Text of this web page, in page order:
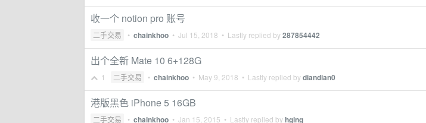
收一个 notion pro 账号
二手交易 • chainkhoo • Jul 15, 2018 • Lastly replied by287854442
出个全新 Mate 10 6+128G
1 二手交易 • chainkhoo • May 9, 2018 • Lastly replied bydiandian0
港版黑色 iPhone 5 16GB
二手交易 • chainkhoo • Jan 15, 2015 • Lastly replied byhging